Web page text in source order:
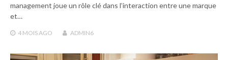
management joue un rôle clé dans l’interaction entre une marque
et…
4 MOIS AGO ADMIN6